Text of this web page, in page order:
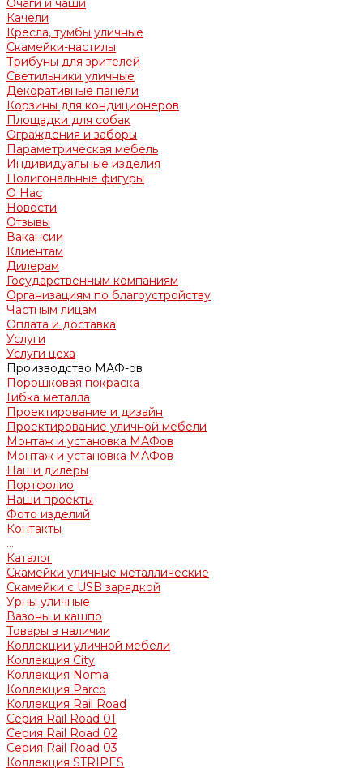
Очаги и чаши
Качели
Кресла, тумбы уличные
Скамейки-настилы
Трибуны для зрителей
Светильники уличные
Декоративные панели
Корзины для кондиционеров
Площадки для собак
Ограждения и заборы
Параметрическая мебель
Индивидуальные изделия
Полигональные фигуры
О Нас
Новости
Отзывы
Вакансии
Клиентам
Дилерам
Государственным компаниям
Организациям по благоустройству
Частным лицам
Оплата и доставка
Услуги
Услуги цеха
Производство МАФ-ов
Порошковая покраска
Гибка металла
Проектирование и дизайн
Проектирование уличной мебели
Монтаж и установка МАФов
Монтаж и установка МАФов
Наши дилеры
Портфолио
Наши проекты
Фото изделий
Контакты
...
Каталог
Скамейки уличные металлические
Скамейки с USB зарядкой
Урны уличные
Вазоны и кашпо
Товары в наличии
Коллекции уличной мебели
Коллекция City
Коллекция Noma
Коллекция Parco
Коллекция Rail Road
Серия Rail Road 01
Серия Rail Road 02
Серия Rail Road 03
Коллекция STRIPES